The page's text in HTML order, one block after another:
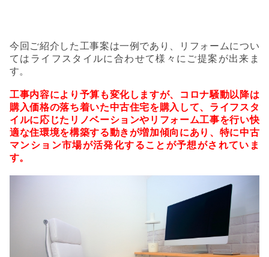
今回ご紹介した工事案は一例であり、リフォームについ
てはライフスタイルに合わせて様々にご提案が出来ま
す。
工事内容により予算も変化しますが、コロナ騒動以降は
購入価格の落ち着いた中古住宅を購入して、ライフスタ
イルに応じたリノベーションやリフォーム工事を行い快
適な住環境を構築する動きが増加傾向にあり、特に中古
マンション市場が活発化することが予想がされていま
す。